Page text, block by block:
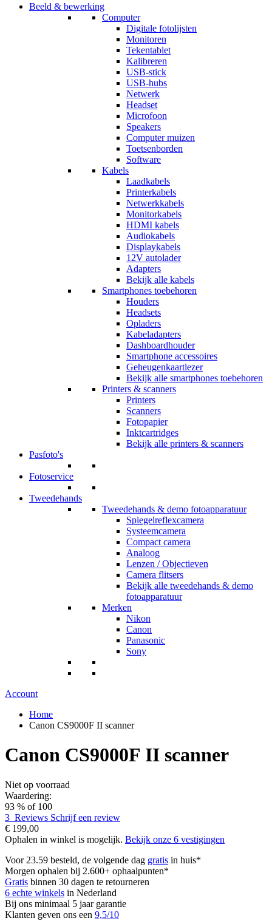
Beeld & bewerking
Computer
Digitale fotolijsten
Monitoren
Tekentablet
Kalibreren
USB-stick
USB-hubs
Netwerk
Headset
Microfoon
Speakers
Computer muizen
Toetsenborden
Software
Kabels
Laadkabels
Printerkabels
Netwerkkabels
Monitorkabels
HDMI kabels
Audiokabels
Displaykabels
12V autolader
Adapters
Bekijk alle kabels
Smartphones toebehoren
Houders
Headsets
Opladers
Kabeladapters
Dashboardhouder
Smartphone accessoires
Geheugenkaartlezer
Bekijk alle smartphones toebehoren
Printers & scanners
Printers
Scanners
Fotopapier
Inktcartridges
Bekijk alle printers & scanners
Pasfoto's
Fotoservice
Tweedehands
Tweedehands & demo fotoapparatuur
Spiegelreflexcamera
Systeemcamera
Compact camera
Analoog
Lenzen / Objectieven
Camera flitsers
Bekijk alle tweedehands & demo
fotoapparatuur
Merken
Nikon
Canon
Panasonic
Sony
Account
Home
Canon CS9000F II scanner
Canon CS9000F II scanner
Niet op voorraad
Waardering:
93 % of 100
3 Reviews Schrijf een review
€ 199,00
Ophalen in winkel is mogelijk. Bekijk onze 6 vestigingen
Voor 23.59 besteld, de volgende dag gratis in huis*
Morgen ophalen bij 2.600+ ophaalpunten*
Gratis binnen 30 dagen te retourneren
6 echte winkels in Nederland
Bij ons minimaal 5 jaar garantie
Klanten geven ons een 9,5/10